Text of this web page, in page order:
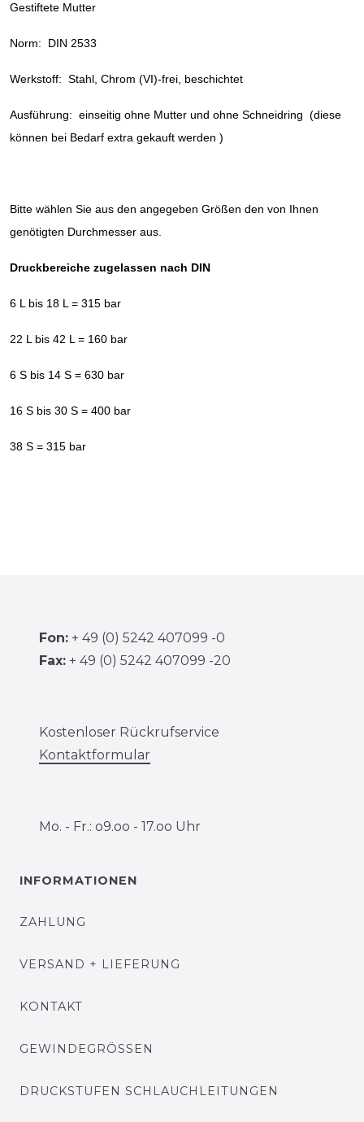
Gestiftete Mutter
Norm: DIN 2533
Werkstoff: Stahl, Chrom (VI)-frei, beschichtet
Ausführung: einseitig ohne Mutter und ohne Schneidring (diese
können bei Bedarf extra gekauft werden )
Bitte wählen Sie aus den angegeben Größen den von Ihnen
genötigten Durchmesser aus.
Druckbereiche zugelassen nach DIN
6 L bis 18 L = 315 bar
22 L bis 42 L = 160 bar
6 S bis 14 S = 630 bar
16 S bis 30 S = 400 bar
38 S = 315 bar
Fon: + 49 (0) 5242 407099 -0
Fax: + 49 (0) 5242 407099 -20
Kostenloser Rückrufservice
Kontaktformular
Mo. - Fr.: o9.oo - 17.oo Uhr
INFORMATIONEN
ZAHLUNG
VERSAND + LIEFERUNG
KONTAKT
GEWINDEGRÖSSEN
DRUCKSTUFEN SCHLAUCHLEITUNGEN